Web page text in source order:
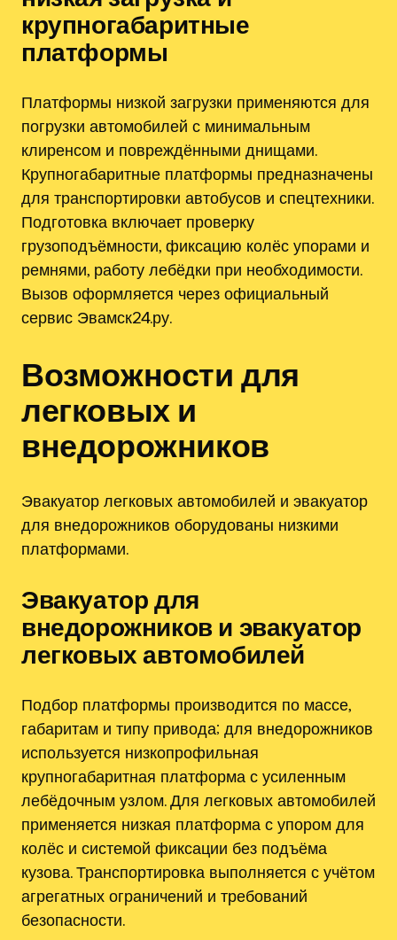
крупногабаритные
платформы
Платформы низкой загрузки применяются для
погрузки автомобилей с минимальным
клиренсом и повреждёнными днищами.
Крупногабаритные платформы предназначены
для транспортировки автобусов и спецтехники.
Подготовка включает проверку
грузоподъёмности, фиксацию колёс упорами и
ремнями, работу лебёдки при необходимости.
Вызов оформляется через официальный
сервис Эвамск24.ру.
Возможности для
легковых и
внедорожников
Эвакуатор легковых автомобилей и эвакуатор
для внедорожников оборудованы низкими
платформами.
Эвакуатор для
внедорожников и эвакуатор
легковых автомобилей
Подбор платформы производится по массе,
габаритам и типу привода; для внедорожников
используется низкопрофильная
крупногабаритная платформа с усиленным
лебёдочным узлом. Для легковых автомобилей
применяется низкая платформа с упором для
колёс и системой фиксации без подъёма
кузова. Транспортировка выполняется с учётом
агрегатных ограничений и требований
безопасности.